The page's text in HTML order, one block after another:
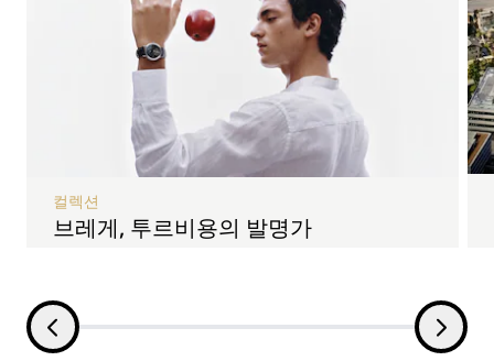
브레게, 투르비용의 발명가
컬렉션